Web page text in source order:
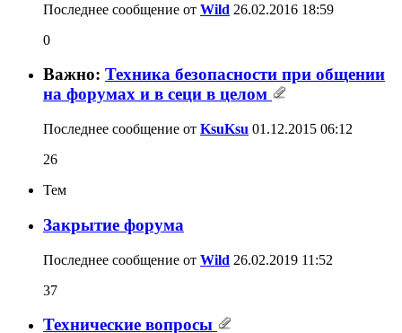
Последнее сообщение от Wild 26.02.2016 18:59
0
Важно: Техника безопасности при общении
на форумах и в сеци в целом
Последнее сообщение от KsuKsu 01.12.2015 06:12
26
Тем
Закрытие форума
Последнее сообщение от Wild 26.02.2019 11:52
37
Технические вопросы